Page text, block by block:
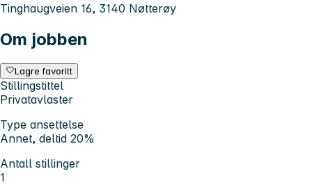
Tinghaugveien 16, 3140 Nøtterøy
Om jobben
Lagre favoritt
Stillingstittel
Privatavlaster
Type ansettelse
Annet, deltid 20%
Antall stillinger
1